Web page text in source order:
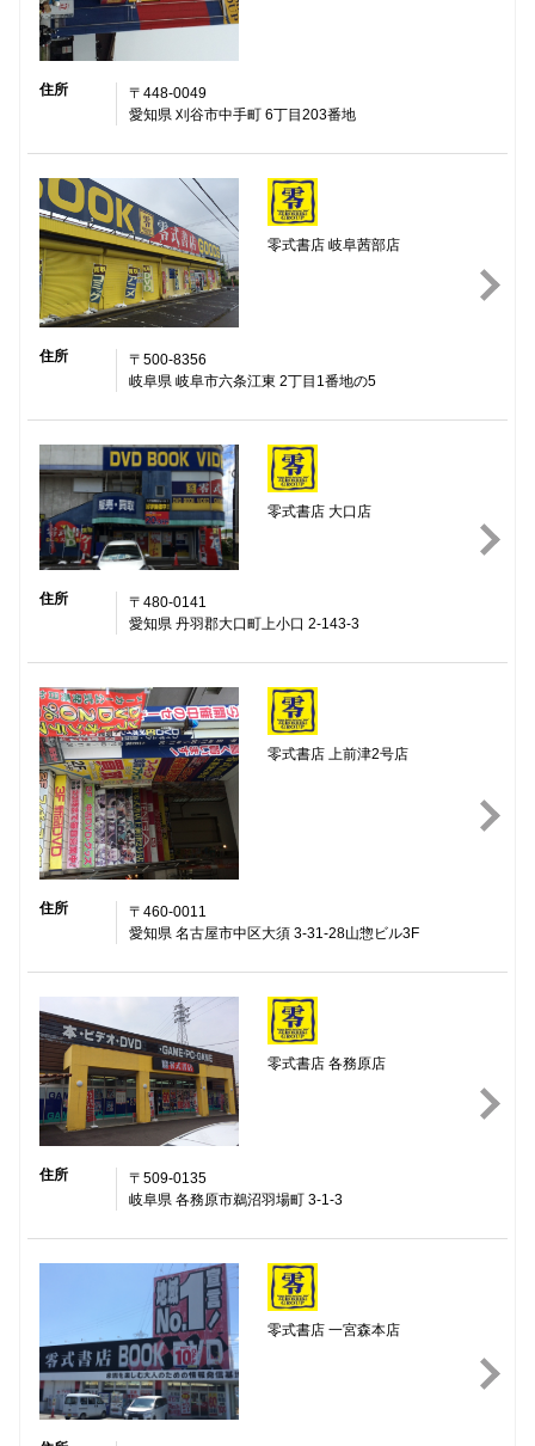
住所
〒448-0049
愛知県 刈谷市中手町 6丁目203番地
零式書店 岐阜茜部店
住所
〒500-8356
岐阜県 岐阜市六条江東 2丁目1番地の5
零式書店 大口店
住所
〒480-0141
愛知県 丹羽郡大口町上小口 2-143-3
零式書店 上前津2号店
住所
〒460-0011
愛知県 名古屋市中区大須 3-31-28山惣ビル3F
零式書店 各務原店
住所
〒509-0135
岐阜県 各務原市鵜沼羽場町 3-1-3
零式書店 一宮森本店